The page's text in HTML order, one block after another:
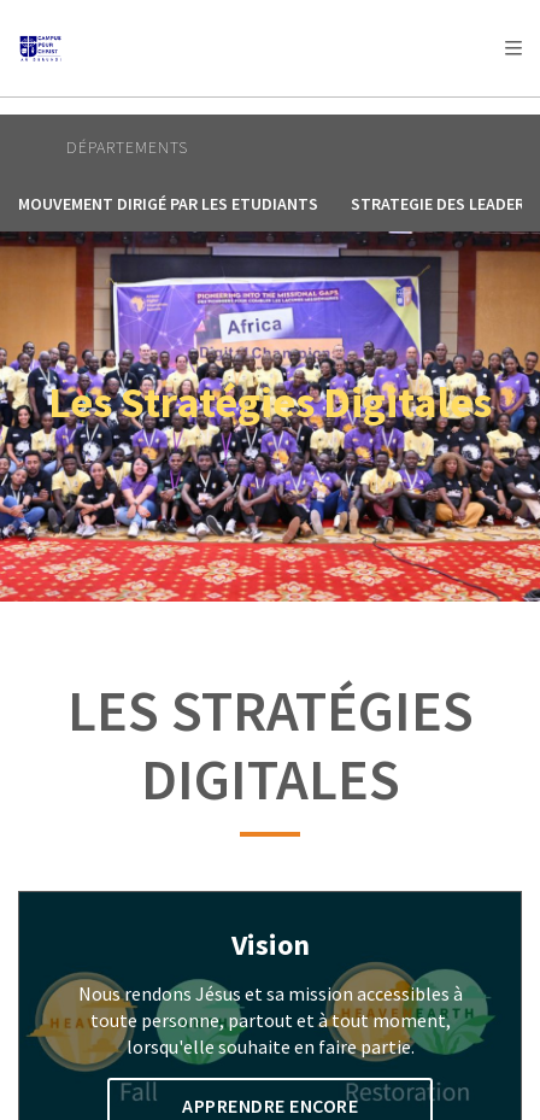
AFRICA
AMERICA / CARIBBEAN
OCEANIA
DÉPARTEMENTS
MOUVEMENT DIRIGÉ PAR LES ETUDIANTS STRATEGIE DES LEADERS
Les Stratégies Digitales
LES STRATÉGIES
DIGITALES
Vision
Nous rendons Jésus et sa mission accessibles à
toute personne, partout et à tout moment,
lorsqu'elle souhaite en faire partie.
APPRENDRE ENCORE